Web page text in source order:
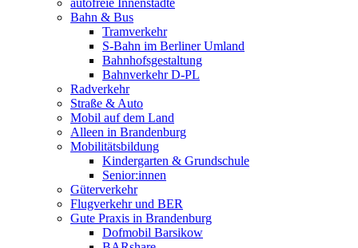
autofreie Innenstädte
Bahn & Bus
Tramverkehr
S-Bahn im Berliner Umland
Bahnhofsgestaltung
Bahnverkehr D-PL
Radverkehr
Straße & Auto
Mobil auf dem Land
Alleen in Brandenburg
Mobilitätsbildung
Kindergarten & Grundschule
Senior:innen
Güterverkehr
Flugverkehr und BER
Gute Praxis in Brandenburg
Dofmobil Barsikow